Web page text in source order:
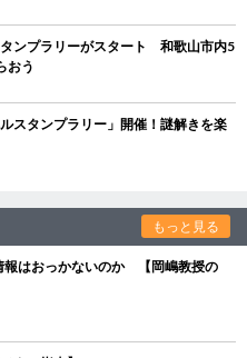
ンプラリーがスタート 和歌山市内5
おう
スタンプラリー」開催！謎解きを楽
もっと見る
報はおっかないのか 【岡嶋教授の